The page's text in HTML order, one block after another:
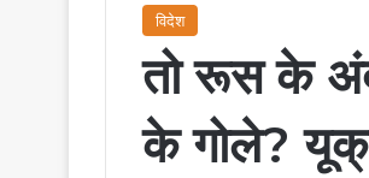
विदेश
तो रूस के
के गोले?